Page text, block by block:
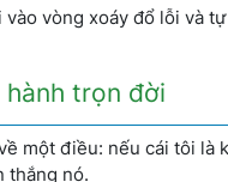
vòng xoáy đổ lỗi và
trọn đời
một điều: nếu cái tôi
thắng nó.